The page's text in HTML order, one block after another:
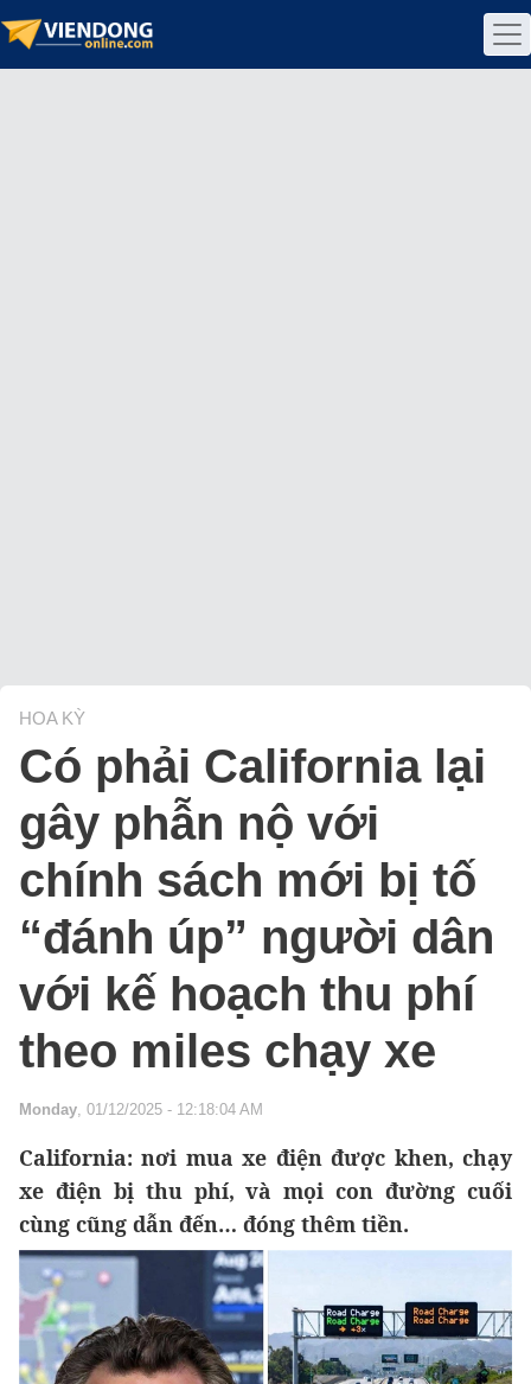
HOA KỲ
Có phải California lại
gây phẫn nộ với
chính sách mới bị tố
“đánh úp” người dân
với kế hoạch thu phí
theo miles chạy xe
Monday, 01/12/2025 - 12:18:04 AM
California: nơi mua xe điện được khen, chạy
xe điện bị thu phí, và mọi con đường cuối
cùng cũng dẫn đến… đóng thêm tiền.